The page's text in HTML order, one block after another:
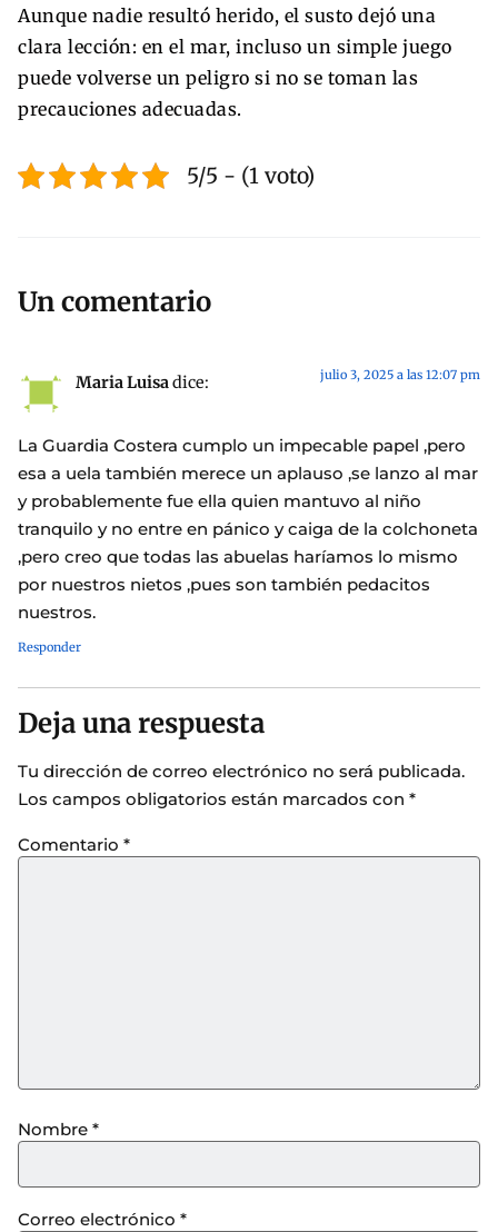
Aunque nadie resultó herido, el susto dejó una
clara lección: en el mar, incluso un simple juego
puede volverse un peligro si no se toman las
precauciones adecuadas.
5/5 - (1 voto)
Un comentario
Maria Luisadice: julio 3, 2025 a las 12:07 pm
La Guardia Costera cumplo un impecable papel ,pero
esa a uela también merece un aplauso ,se lanzo al mar
y probablemente fue ella quien mantuvo al niño
tranquilo y no entre en pánico y caiga de la colchoneta
,pero creo que todas las abuelas haríamos lo mismo
por nuestros nietos ,pues son también pedacitos
nuestros.
Responder
Deja una respuesta
Tu dirección de correo electrónico no será publicada.
Los campos obligatorios están marcados con *
Comentario *
Nombre *
Correo electrónico *